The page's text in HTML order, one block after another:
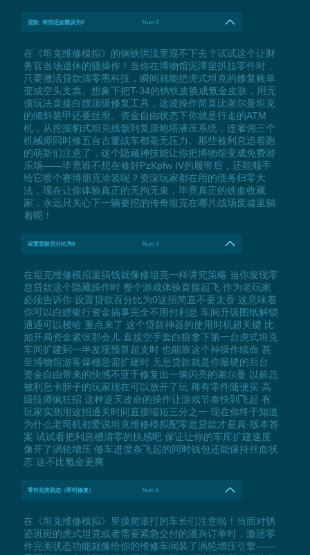
贷款: 将偿还金额设为0 Num 2
在《坦克维修模拟》的钢铁洪流里混不下去？试试这个让财
务官当场退休的骚操作！当你在博物馆泥潭里扒拉零件时，
只要激活贷款清零黑科技，瞬间就能把虎式坦克的修复账单
变成空头支票。想象下把T-34的锈铁皮换成氪金皮肤，用无
债玩法直接白嫖顶级修复工具，这波操作简直比谢尔曼坦克
的倾斜装甲还要丝滑。资金自由状态下你就是行走的ATM
机，从挖掘豹式坦克残骸到复原炮塔液压系统，连雇佣三个
机械师同时修五台古董战车都毫无压力。那些被利息追着跑
的萌新们注意了，这个隐藏神技能让你把博物馆变成免费游
乐场——毕竟谁不想在修好PzKpfw IV的履带后，还能顺手
给它喷个赛博朋克涂装呢？资深玩家都在用的债务归零大
法，现在让你体验真正的无拘无束，毕竟真正的铁血收藏
家，永远只关心下一辆要挖的传奇坦克在哪片战场废墟里躺
着呢！
设置贷款百分比为0 Num 3
在坦克维修模拟里搞钱就像修坦克一样讲究策略 当你发现零
息贷款这个隐藏操作时 整个游戏体验直接起飞 作为老玩家
必须告诉你 设置贷款百分比为0这招简直不要太香 这意味着
你可以白嫖银行资金搞事完全不用付利息 车间升级图纸解锁
通通可以梭哈 重点来了 这个贷款神器的使用时机超关键 比
如开局资金紧张那会儿 直接空手套白狼拿下第一台虎式坦克
车间扩建到一半发现预算超支时 也能靠这个神操作续命 甚
至博物馆游客爆棚急需扩建时 无息贷款就是你最硬的后台
资金自由带来的快感不亚于修复出一辆闪亮的谢尔曼 以前总
被利息卡脖子的玩家现在可以放开了玩 稀有零件随便买 高
级技师疯狂招 这种逆天改命的操作让游戏节奏快到飞起 有
玩家实测用这招通关时间直接缩短三分之一 现在你终于知道
为什么老司机都爱说坦克维修模拟配零息贷款才是真·版本答
案 试试看把利息槽清零的快感吧 保证让你的车库扩建速度
像开了涡轮增压 修车进度条飞起的同时钱包还能保持丝血状
态 这不比氪金更爽
零件完美状态（即时修复） Num 6
在《坦克维修模拟》里摸爬滚打的车长们注意啦！当面对锈
迹斑斑的虎式坦克或者需要紧急交付的潘兴订单时，激活零
件完美状态功能就像给你的维修车间装了涡轮增压引擎——